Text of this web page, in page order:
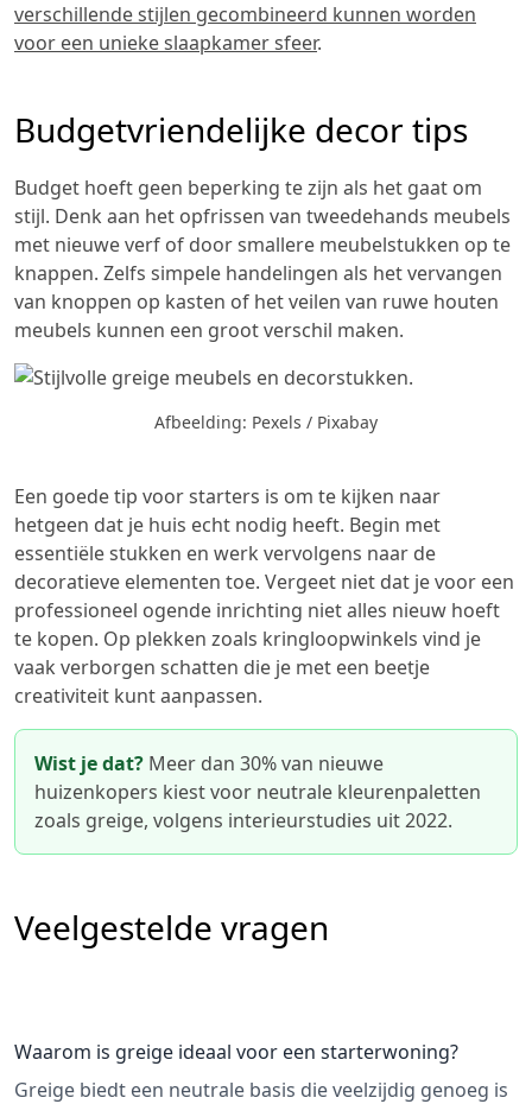
verschillende stijlen gecombineerd kunnen worden
voor een unieke slaapkamer sfeer.
Budgetvriendelijke decor tips
Budget hoeft geen beperking te zijn als het gaat om
stijl. Denk aan het opfrissen van tweedehands meubels
met nieuwe verf of door smallere meubelstukken op te
knappen. Zelfs simpele handelingen als het vervangen
van knoppen op kasten of het veilen van ruwe houten
meubels kunnen een groot verschil maken.
Afbeelding: Pexels / Pixabay
Een goede tip voor starters is om te kijken naar
hetgeen dat je huis echt nodig heeft. Begin met
essentiële stukken en werk vervolgens naar de
decoratieve elementen toe. Vergeet niet dat je voor een
professioneel ogende inrichting niet alles nieuw hoeft
te kopen. Op plekken zoals kringloopwinkels vind je
vaak verborgen schatten die je met een beetje
creativiteit kunt aanpassen.
Wist je dat? Meer dan 30% van nieuwe
huizenkopers kiest voor neutrale kleurenpaletten
zoals greige, volgens interieurstudies uit 2022.
Veelgestelde vragen
Waarom is greige ideaal voor een starterwoning?
Greige biedt een neutrale basis die veelzijdig genoeg is